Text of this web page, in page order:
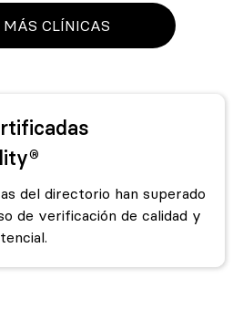
MÁS CLÍNICAS
del directorio han superado
de verificación de calidad y